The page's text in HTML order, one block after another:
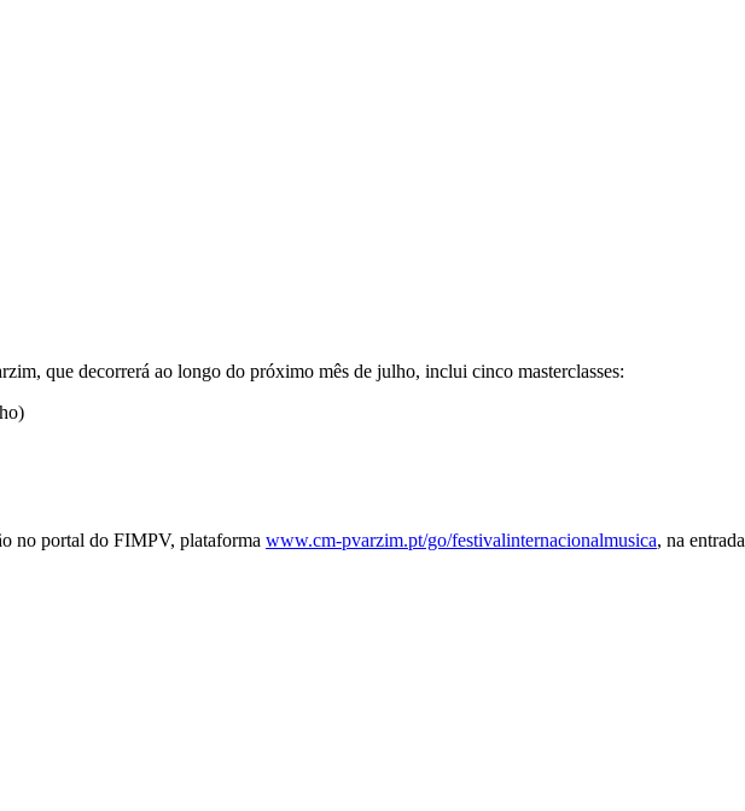
que decorrerá ao longo do próximo mês de julho, inclui cinco masterclasses:
no portal do FIMPV, plataforma www.cm-pvarzim.pt/go/festivalinternacionalmusica, na entrada